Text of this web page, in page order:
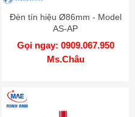
Đèn tín hiệu Ø86mm - Model
AS-AP
Gọi ngay: 0909.067.950
Ms.Châu